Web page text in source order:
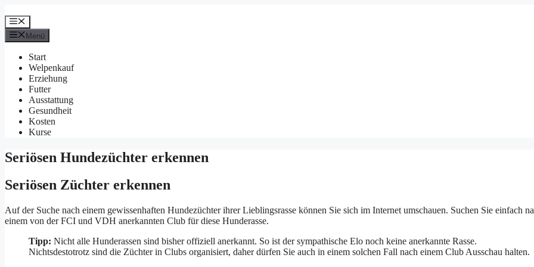
Inhalt
springen
Menü
Menü
Start
Welpenkauf
Erziehung
Futter
Ausstattung
Gesundheit
Kosten
Kurse
Seriösen Hundezüchter erkennen
Seriösen Züchter erkennen
Auf der Suche nach einem gewissenhaften Hundezüchter ihrer Lieblingsrasse können Sie sich im Internet umschauen. Suchen Sie einfach
einem von der FCI und VDH anerkannten Club für diese Hunderasse.
Tipp: Nicht alle Hunderassen sind bisher offiziell anerkannt. So ist der sympathische Elo noch keine anerkannte Rasse.
Nichtsdestotrotz sind die Züchter in Clubs organisiert, daher dürfen Sie auch in einem solchen Fall nach einem Club Ausschau halten.